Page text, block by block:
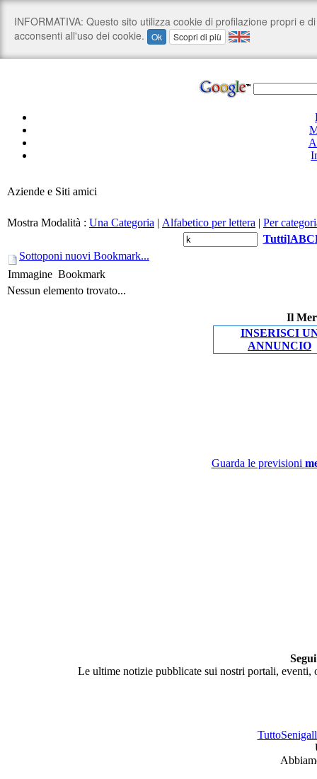
Aziende e Siti amici
Mostra Modalità : Una Categoria | Alfabetico per lettera | Per
Tutti]ABC
Sottoponi nuovi Bookmark...
Immagine Bookmark
Nessun elemento trovato...
Il
INSERISCI
ANNUNCIO
Guarda le previsioni
Le ultime notizie pubblicate sui nostri portali,